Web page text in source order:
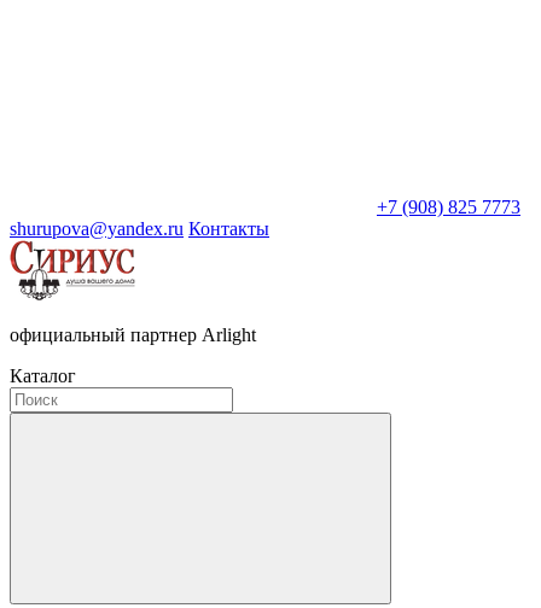
+7 (908) 825 7773
shurupova@yandex.ru Контакты
официальный партнер Arlight
Каталог